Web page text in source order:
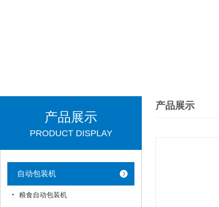
产品展示
PRODUCT DISPLAY
自动包装机
粮食自动包装机
产品展示